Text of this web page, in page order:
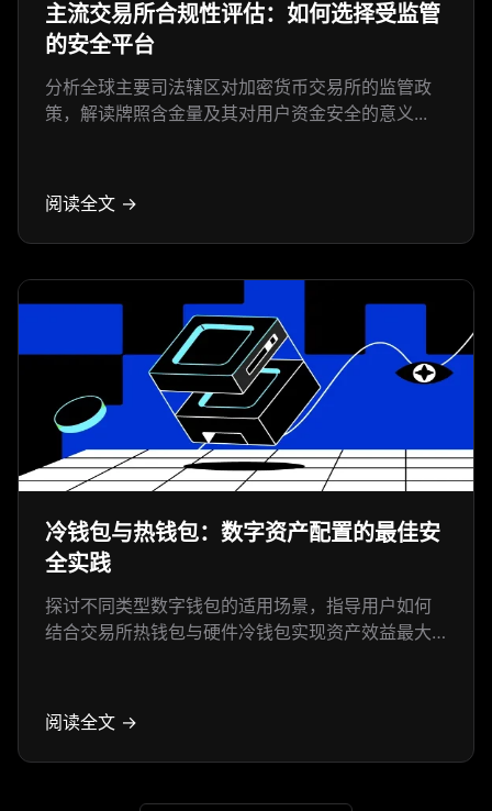
主流交易所合规性评估：如何选择受监管
的安全平台
分析全球主要司法辖区对加密货币交易所的监管政
策，解读牌照含金量及其对用户资金安全的意义...
阅读全文 →
冷钱包与热钱包：数字资产配置的最佳安
全实践
探讨不同类型数字钱包的适用场景，指导用户如何
结合交易所热钱包与硬件冷钱包实现资产效益最大
阅读全文 →